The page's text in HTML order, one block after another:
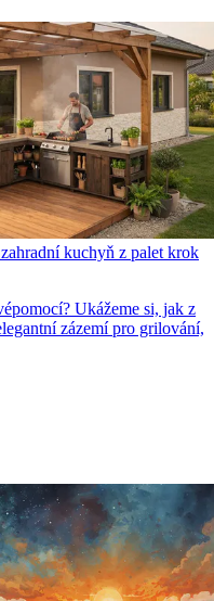
kuchyň z palet krok
Ukážeme si, jak z
zázemí pro grilování,